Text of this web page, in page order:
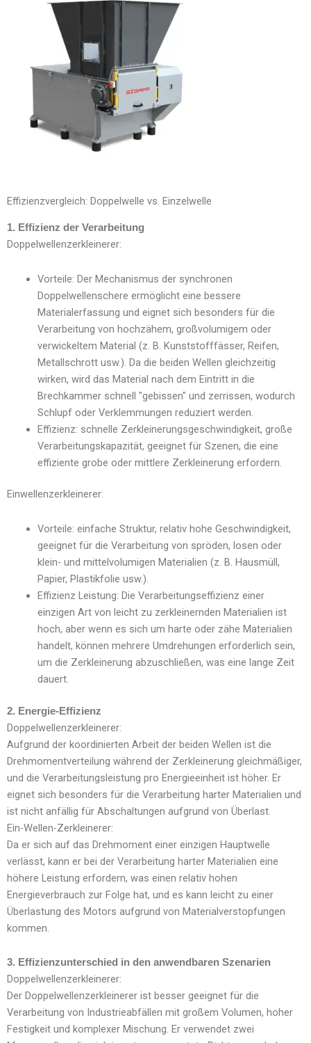
Effizienzvergleich: Doppelwelle vs. Einzelwelle
1. Effizienz der Verarbeitung
Doppelwellenzerkleinerer:
Vorteile: Der Mechanismus der synchronen
Doppelwellenschere ermöglicht eine bessere
Materialerfassung und eignet sich besonders für die
Verarbeitung von hochzähem, großvolumigem oder
verwickeltem Material (z. B. Kunststofffässer, Reifen,
Metallschrott usw.). Da die beiden Wellen gleichzeitig
wirken, wird das Material nach dem Eintritt in die
Brechkammer schnell "gebissen" und zerrissen, wodurch
Schlupf oder Verklemmungen reduziert werden.
Effizienz: schnelle Zerkleinerungsgeschwindigkeit, große
Verarbeitungskapazität, geeignet für Szenen, die eine
effiziente grobe oder mittlere Zerkleinerung erfordern.
Einwellenzerkleinerer:
Vorteile: einfache Struktur, relativ hohe Geschwindigkeit,
geeignet für die Verarbeitung von spröden, losen oder
klein- und mittelvolumigen Materialien (z. B. Hausmüll,
Papier, Plastikfolie usw.).
Effizienz Leistung: Die Verarbeitungseffizienz einer
einzigen Art von leicht zu zerkleinernden Materialien ist
hoch, aber wenn es sich um harte oder zähe Materialien
handelt, können mehrere Umdrehungen erforderlich sein,
um die Zerkleinerung abzuschließen, was eine lange Zeit
dauert.
2. Energie-Effizienz
Doppelwellenzerkleinerer:
Aufgrund der koordinierten Arbeit der beiden Wellen ist die
Drehmomentverteilung während der Zerkleinerung gleichmäßiger,
und die Verarbeitungsleistung pro Energieeinheit ist höher. Er
eignet sich besonders für die Verarbeitung harter Materialien und
ist nicht anfällig für Abschaltungen aufgrund von Überlast.
Ein-Wellen-Zerkleinerer:
Da er sich auf das Drehmoment einer einzigen Hauptwelle
verlässt, kann er bei der Verarbeitung harter Materialien eine
höhere Leistung erfordern, was einen relativ hohen
Energieverbrauch zur Folge hat, und es kann leicht zu einer
Überlastung des Motors aufgrund von Materialverstopfungen
kommen.
3. Effizienzunterschied in den anwendbaren Szenarien
Doppelwellenzerkleinerer:
Der Doppelwellenzerkleinerer ist besser geeignet für die
Verarbeitung von Industrieabfällen mit großem Volumen, hoher
Festigkeit und komplexer Mischung. Er verwendet zwei